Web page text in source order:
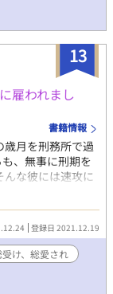
る。かつて人を
音を話すことの
ったソラは戸惑
自分のことを好
ェイの気持ちに
が近づいてきた
る集団に連れ去
。また襲撃をき
フェイと仲違い
離れてしまうの
たロミオと再会
マフィア組織の
第に惹かれあっ
兄弟のカルロは
策する。さら
第に激しくなっ
【正義感強め誠
暴力、薬物など
は閲覧をご遠慮
奨するものでは
13
雇われまし
書籍情報
月を刑務所で過
、無事に刑期を
な彼には速攻に
ックスする事。
が広がってい
登録日 2021.12.19
受け、総愛され